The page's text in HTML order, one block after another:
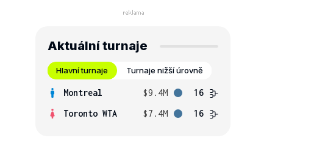
Aktuální turnaje
Hlavní turnaje Turnaje nižší úrovně
Montreal $9.4M
16
Toronto WTA
$7.4M 16